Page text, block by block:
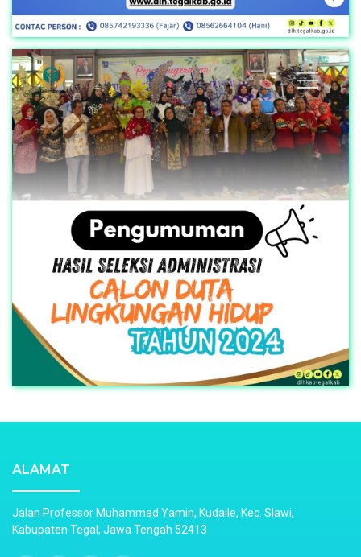
ALAMAT
Jalan Professor Muhammad Yamin, Kudaile, Kec. Slawi,
Kabupaten Tegal, Jawa Tengah 52413